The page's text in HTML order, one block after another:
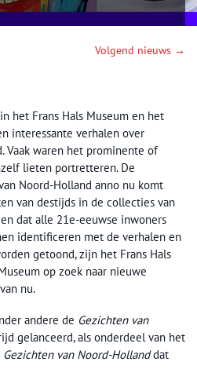
Volgend nieuws →
het Frans Hals Museum en het
interessante verhalen over
Vaak waren het prominente of
lieten portretteren. De
Noord-Holland anno nu komt
van destijds in de collecties van
dat alle 21e-eeuwse inwoners
identificeren met de verhalen en
getoond, zijn het Frans Hals
op zoek naar nieuwe
nu.
andere de Gezichten van
gelanceerd, als onderdeel van het
Gezichten van Noord-Hollanddat